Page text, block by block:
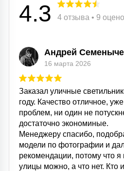
4.3 4 отзыва • 9
Андрей
16 марта 2026
Заказал уличные
году. Качество отличное,
проблем, ни один не
достаточно экономиные.
Менеджеру спасибо,
модели по фотографии и
рекомендации, потому что
улицы можно, а что нет. Кто